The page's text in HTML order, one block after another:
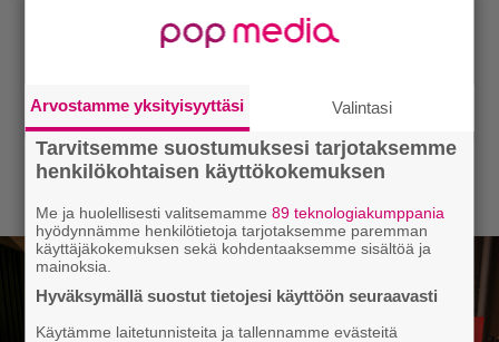
Arvostamme yksityisyyttäsi Valintasi
Tarvitsemme suostumuksesi tarjotaksemme
henkilökohtaisen käyttökokemuksen
Me ja huolellisesti valitsemamme89 teknologiakumppania
hyödynnämme henkilötietoja tarjotaksemme paremman
käyttäjäkokemuksen sekä kohdentaaksemme sisältöä ja
mainoksia.
Hyväksymällä suostut tietojesi käyttöön seuraavasti
Käytämme laitetunnisteita ja tallennamme evästeitä